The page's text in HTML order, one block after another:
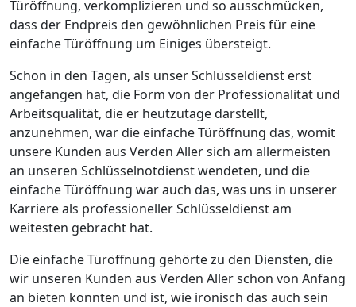
Türöffnung, verkomplizieren und so ausschmücken,
dass der Endpreis den gewöhnlichen Preis für eine
einfache Türöffnung um Einiges übersteigt.
Schon in den Tagen, als unser Schlüsseldienst erst
angefangen hat, die Form von der Professionalität und
Arbeitsqualität, die er heutzutage darstellt,
anzunehmen, war die einfache Türöffnung das, womit
unsere Kunden aus Verden Aller sich am allermeisten
an unseren Schlüsselnotdienst wendeten, und die
einfache Türöffnung war auch das, was uns in unserer
Karriere als professioneller Schlüsseldienst am
weitesten gebracht hat.
Die einfache Türöffnung gehörte zu den Diensten, die
wir unseren Kunden aus Verden Aller schon von Anfang
an bieten konnten und ist, wie ironisch das auch sein